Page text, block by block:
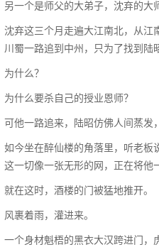
另一个是师父的大弟子，沈弃的大
沈弃这三个月走遍大江南北，从江
川蜀一路追到中州，只为了找到
为什么？
为什么要杀自己的授业恩师？
可他一路追来，陆昭仿佛人间蒸发
如今坐在醉仙楼的角落里，听老板
这一切像一张无形的网，正在将他
就在这时，酒楼的门被猛地推开。
风裹着雨，灌进来。
一个身材魁梧的黑衣大汉跨进门，